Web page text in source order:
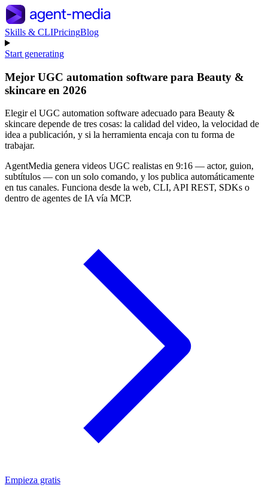
Skills & CLIPricingBlog
Start generating
Mejor UGC automation software para Beauty &
skincare en 2026
Elegir el UGC automation software adecuado para Beauty &
skincare depende de tres cosas: la calidad del video, la velocidad de
idea a publicación, y si la herramienta encaja con tu forma de
trabajar.
AgentMedia genera videos UGC realistas en 9:16 — actor, guion,
subtítulos — con un solo comando, y los publica automáticamente
en tus canales. Funciona desde la web, CLI, API REST, SDKs o
dentro de agentes de IA vía MCP.
Empieza gratis